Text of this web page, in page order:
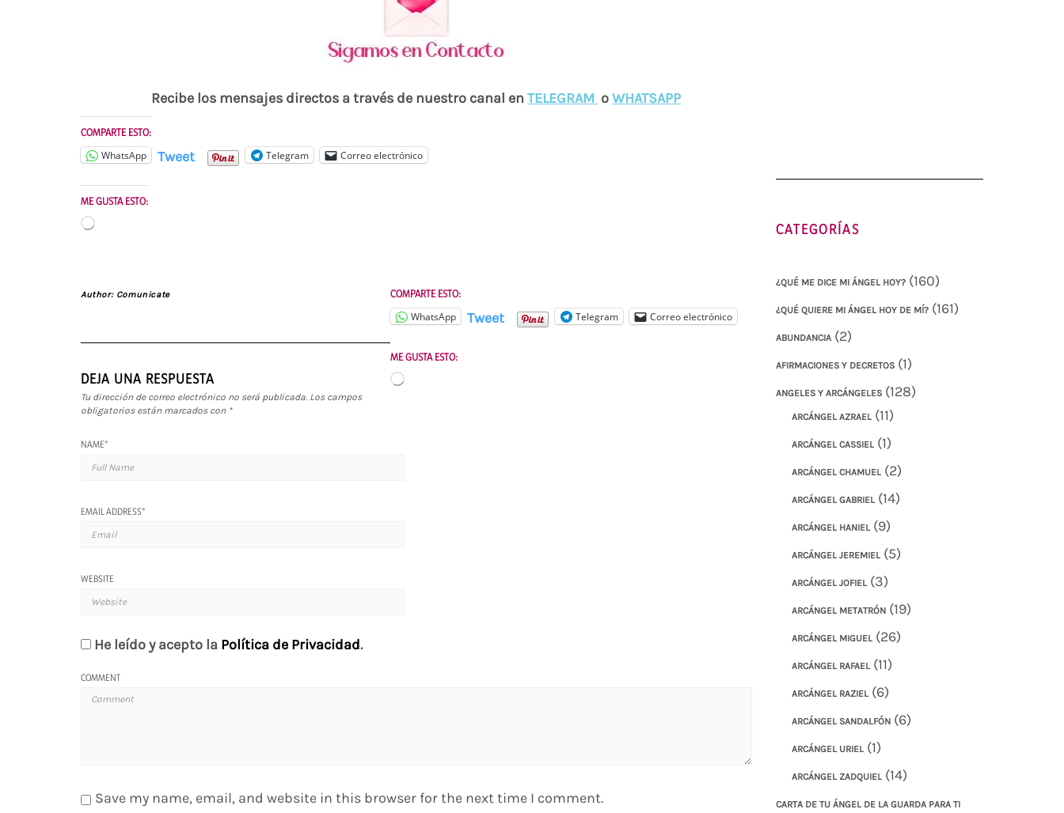
Recibe los mensajes directos a través de nuestro canal enTELEGRAM oWHATSAPP
COMPARTE ESTO:
WhatsApp Tweet Telegram Correo electrónico
ME GUSTA ESTO:
Cargando...
Author: Comunicate COMPARTE ESTO:
WhatsApp Tweet Telegram Correo electrónico
ME GUSTA ESTO:
Cargando...
DEJA UNA RESPUESTA
Tu dirección de correo electrónico no será publicada. Los campos
obligatorios están marcados con *
NAME*
EMAIL ADDRESS*
WEBSITE
He leído y acepto la Política de Privacidad.
COMMENT
Save my name, email, and website in this browser for the next time I comment.
CATEGORÍAS
¿QUÉ ME DICE MI ÁNGEL HOY?(160)
¿QUÉ QUIERE MI ÁNGEL HOY DE MÍ?(161)
ABUNDANCIA(2)
AFIRMACIONES Y DECRETOS(1)
ANGELES Y ARCÁNGELES(128)
ARCÁNGEL AZRAEL(11)
ARCÁNGEL CASSIEL(1)
ARCÁNGEL CHAMUEL(2)
ARCÁNGEL GABRIEL(14)
ARCÁNGEL HANIEL(9)
ARCÁNGEL JEREMIEL(5)
ARCÁNGEL JOFIEL(3)
ARCÁNGEL METATRÓN(19)
ARCÁNGEL MIGUEL(26)
ARCÁNGEL RAFAEL(11)
ARCÁNGEL RAZIEL(6)
ARCÁNGEL SANDALFÓN(6)
ARCÁNGEL URIEL(1)
ARCÁNGEL ZADQUIEL(14)
CARTA DE TU ÁNGEL DE LA GUARDA PARA TI